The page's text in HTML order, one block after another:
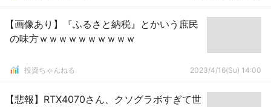
【画像あり】『ふるさと納税』とかいう庶民
の味方ｗｗｗｗｗｗｗｗｗｗ
投資ちゃんねる 2023/4/16(Su) 14:00
【悲報】RTX4070さん、クソグラボすぎて世